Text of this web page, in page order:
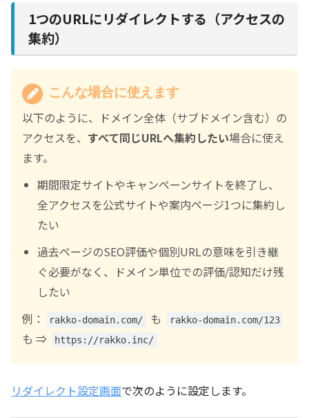
1つのURLにリダイレクトする（アクセスの
集約）
こんな場合に使えます
以下のように、ドメイン全体（サブドメイン含む）の
アクセスを、 すべて同じURLへ集約したい場合に使え
ます。
期間限定サイトやキャンペーンサイトを終了し、
全アクセスを公式サイトや案内ページ1つに集約し
たい
過去ページのSEO評価や個別URLの意味を引き継
ぐ必要がなく、ドメイン単位での評価/認知だけ残
したい
例：
rakko-domain.com/ も rakko-domain.com/123
も ⇒ https://rakko.inc/
リダイレクト設定画面で次のように設定します。